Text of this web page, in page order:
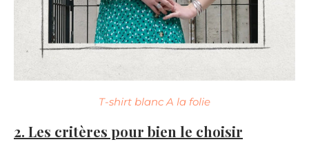
T-shirt blanc A la folie
2. Les critères pour bien le choisir